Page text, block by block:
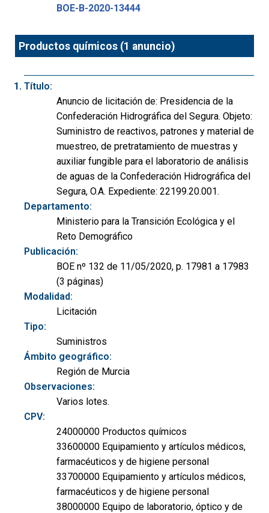
BOE-B-2020-13444
Productos químicos (1 anuncio)
Título:
Anuncio de licitación de: Presidencia de la
Confederación Hidrográfica del Segura. Objeto:
Suministro de reactivos, patrones y material de
muestreo, de pretratamiento de muestras y
auxiliar fungible para el laboratorio de análisis
de aguas de la Confederación Hidrográfica del
Segura, O.A. Expediente: 22199.20.001.
Departamento:
Ministerio para la Transición Ecológica y el
Reto Demográfico
Publicación:
BOE nº 132 de 11/05/2020, p. 17981 a 17983
(3 páginas)
Modalidad:
Licitación
Tipo:
Suministros
Ámbito geográfico:
Región de Murcia
Observaciones:
Varios lotes.
CPV:
24000000 Productos químicos
33600000 Equipamiento y artículos médicos,
farmacéuticos y de higiene personal
33700000 Equipamiento y artículos médicos,
farmacéuticos y de higiene personal
38000000 Equipo de laboratorio, óptico y de